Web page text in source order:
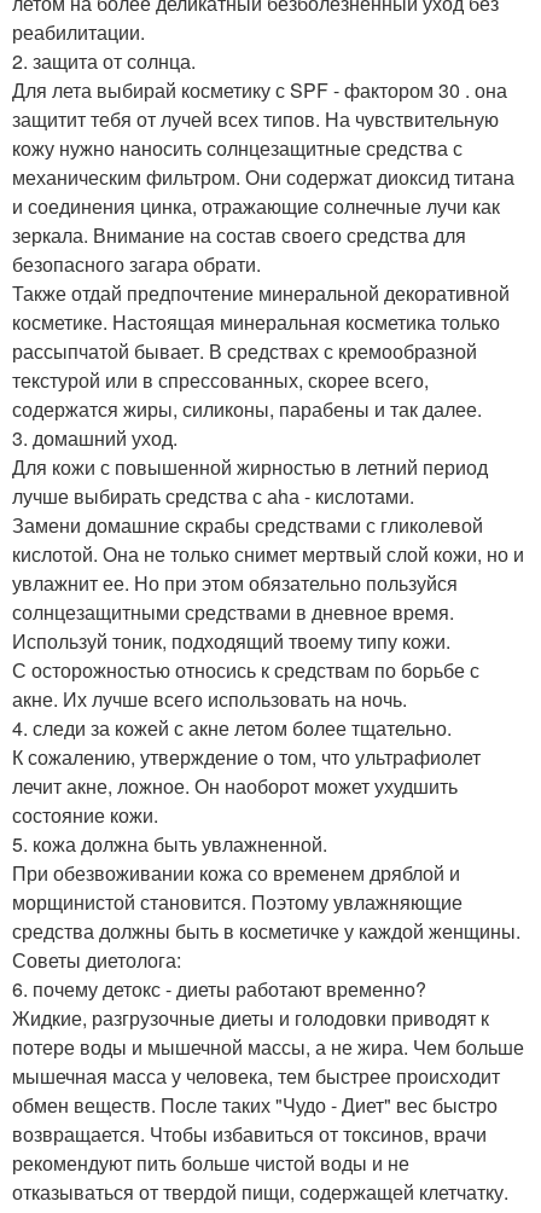
реабилитации.
2. защита от солнца.
Для лета выбирай косметику с SPF - фактором 30 . она
защитит тебя от лучей всех типов. На чувствительную
кожу нужно наносить солнцезащитные средства с
механическим фильтром. Они содержат диоксид титана
и соединения цинка, отражающие солнечные лучи как
зеркала. Внимание на состав своего средства для
безопасного загара обрати.
Также отдай предпочтение минеральной декоративной
косметике. Настоящая минеральная косметика только
рассыпчатой бывает. В средствах с кремообразной
текстурой или в спрессованных, скорее всего,
содержатся жиры, силиконы, парабены и так далее.
3. домашний уход.
Для кожи с повышенной жирностью в летний период
лучше выбирать средства с аhа - кислотами.
Замени домашние скрабы средствами с гликолевой
кислотой. Она не только снимет мертвый слой кожи, но и
увлажнит ее. Но при этом обязательно пользуйся
солнцезащитными средствами в дневное время.
Используй тоник, подходящий твоему типу кожи.
С осторожностью относись к средствам по борьбе с
акне. Их лучше всего использовать на ночь.
4. следи за кожей с акне летом более тщательно.
К сожалению, утверждение о том, что ультрафиолет
лечит акне, ложное. Он наоборот может ухудшить
состояние кожи.
5. кожа должна быть увлажненной.
При обезвоживании кожа со временем дряблой и
морщинистой становится. Поэтому увлажняющие
средства должны быть в косметичке у каждой женщины.
Советы диетолога:
6. почему детокс - диеты работают временно?
Жидкие, разгрузочные диеты и голодовки приводят к
потере воды и мышечной массы, а не жира. Чем больше
мышечная масса у человека, тем быстрее происходит
обмен веществ. После таких "Чудо - Диет" вес быстро
возвращается. Чтобы избавиться от токсинов, врачи
рекомендуют пить больше чистой воды и не
отказываться от твердой пищи, содержащей клетчатку.